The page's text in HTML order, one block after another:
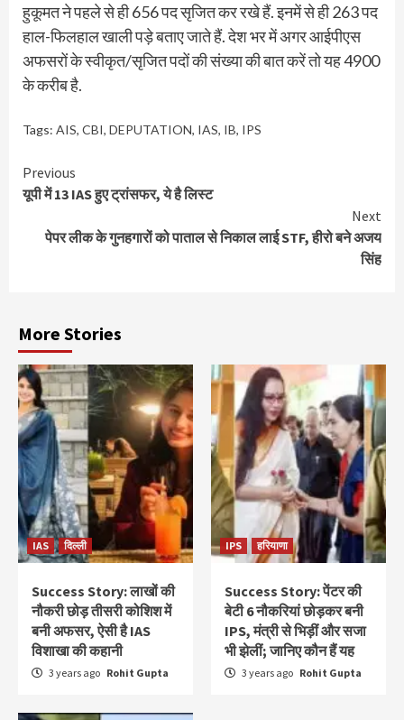
हुकूमत ने पहले से ही 656 पद सृजित कर रखे हैं. इनमें से ही 263 पद
हाल-फिलहाल खाली पड़े बताए जाते हैं. देश भर में अगर आईपीएस
अफसरों के स्वीकृत/सृजित पदों की संख्या की बात करें तो यह 4900
के करीब है.
Tags: AIS, CBI, DEPUTATION, IAS, IB, IPS
Continue
Reading
Previous
यूपी में 13 IAS हुए ट्रांसफर, ये है लिस्ट
Next
पेपर लीक के गुनहगारों को पाताल से निकाल लाई STF, हीरो बने अजय
सिंह
More Stories
IAS दिल्ली
Success Story: लाखों की
नौकरी छोड़ तीसरी कोशिश में
बनी अफसर, ऐसी है IAS
विशाखा की कहानी
3 years ago Rohit Gupta
IPS हरियाणा
Success Story: पेंटर की
बेटी 6 नौकरियां छोड़कर बनी
IPS, मंत्री से भिड़ीं और सजा
भी झेलीं; जानिए कौन हैं यह
3 years ago Rohit Gupta